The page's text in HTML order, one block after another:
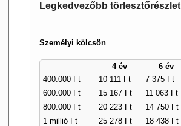
Legkedvezőbb törlesztőrészlet
Személyi kölcsön
4 év
6 év
400.000 Ft
10 111 Ft
7 375 Ft
600.000 Ft
15 167 Ft
11 063 Ft
800.000 Ft
20 223 Ft
14 750 Ft
1 millió Ft
25 278 Ft
18 438 Ft